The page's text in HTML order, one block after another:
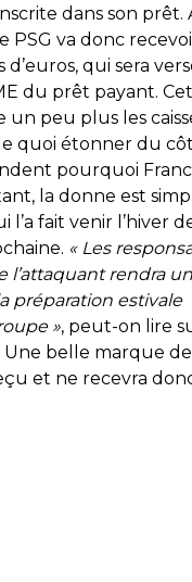
dans son prêt.
PSG va donc
qui sera
du prêt payant. Cet
peu plus les
quoi étonner du
pourquoi
la donne est
fait venir l’hiver
« Les
l’attaquant rendra
préparation estivale
», peut-on lire
Une belle marque de
et ne recevra